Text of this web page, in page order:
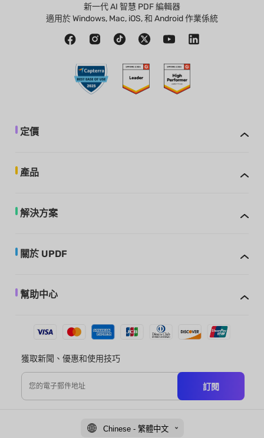
新一代 AI 智慧 PDF 編輯器
適用於 Windows, Mac, iOS, 和 Android 作業係統
定價
產品
解決方案
關於 UPDF
幫助中心
獲取新聞、優惠和使用技巧
訂閱
Chinese - 繁體中文